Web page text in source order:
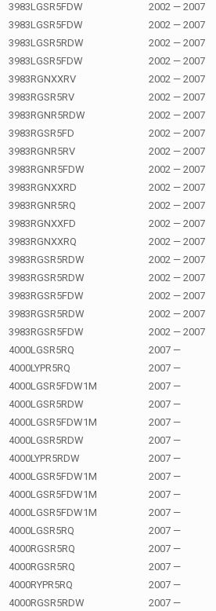
3983LGSR5FDW
2002 — 2007
3983LGSR5FDW
2002 — 2007
3983LGSR5RDW
2002 — 2007
3983LGSR5FDW
2002 — 2007
3983RGNXXRV
2002 — 2007
3983RGSR5RV
2002 — 2007
3983RGNR5RDW
2002 — 2007
3983RGSR5FD
2002 — 2007
3983RGNR5RV
2002 — 2007
3983RGNR5FDW
2002 — 2007
3983RGNXXRD
2002 — 2007
3983RGNR5RQ
2002 — 2007
3983RGNXXFD
2002 — 2007
3983RGNXXRQ
2002 — 2007
3983RGSR5RDW
2002 — 2007
3983RGSR5RDW
2002 — 2007
3983RGSR5FDW
2002 — 2007
3983RGSR5RDW
2002 — 2007
3983RGSR5FDW
2002 — 2007
4000LGSR5RQ
2007 —
4000LYPR5RQ
2007 —
4000LGSR5FDW1M
2007 —
4000LGSR5RDW
2007 —
4000LGSR5FDW1M
2007 —
4000LGSR5RDW
2007 —
4000LYPR5RDW
2007 —
4000LGSR5FDW1M
2007 —
4000LGSR5FDW1M
2007 —
4000LGSR5FDW1M
2007 —
4000LGSR5RQ
2007 —
4000RGSR5RQ
2007 —
4000RGSR5RQ
2007 —
4000RYPR5RQ
2007 —
4000RGSR5RDW
2007 —